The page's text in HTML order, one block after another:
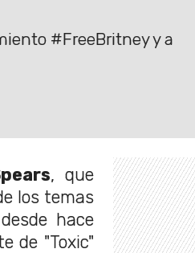
#FreeBritney y a
, que
los temas
hace
de "Toxic"